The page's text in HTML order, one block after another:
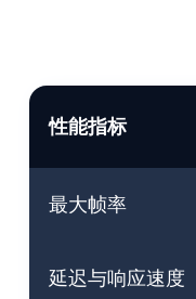
性能指标
最大帧率
延迟与响应速度